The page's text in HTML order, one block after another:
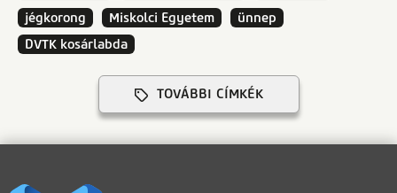
jégkorong
Miskolci Egyetem
ünnep
DVTK kosárlabda
TOVÁBBI CÍMKÉK